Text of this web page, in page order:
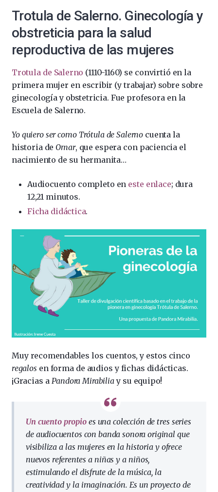
Trotula de Salerno. Ginecología y
obstreticia para la salud
reproductiva de las mujeres
Trotula de Salerno (1110-1160) se convirtió en la
primera mujer en escribir (y trabajar) sobre sobre
ginecología y obstetricia. Fue profesora en la
Escuela de Salerno.
Yo quiero ser como Trótula de Salerno cuenta la
historia de Omar, que espera con paciencia el
nacimiento de su hermanita…
Audiocuento completo en este enlace; dura
12,21 minutos.
Ficha didáctica.
Muy recomendables los cuentos, y estos cinco
regalos en forma de audios y fichas didácticas.
¡Gracias a Pandora Mirabiliay su equipo!
Un cuento propioes una colección de tres series
de audiocuentos con banda sonora original que
visibiliza a las mujeres en la historia y ofrece
nuevos referentes a niñas y a niños,
estimulando el disfrute de la música, la
creatividad y la imaginación. Es un proyecto de